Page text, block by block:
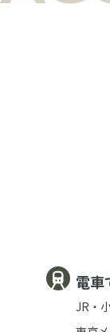
電車
JR・